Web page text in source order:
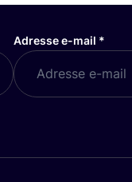
Adresse e-mail *